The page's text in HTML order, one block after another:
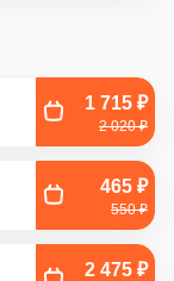
1 715 ₽
2 020 ₽
465 ₽
550 ₽
2 475 ₽